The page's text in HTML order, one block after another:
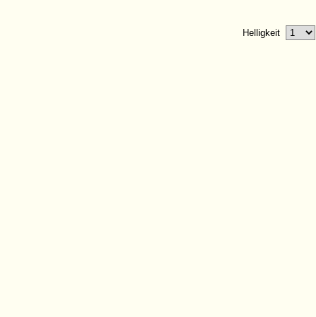
Helligkeit